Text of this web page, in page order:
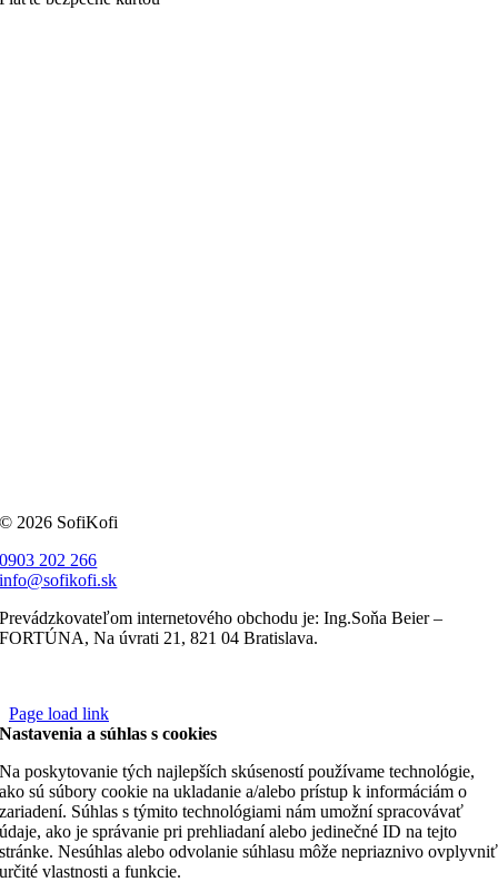
© 2026 SofiKofi
0903 202 266
info@sofikofi.sk
Prevádzkovateľom internetového obchodu je: Ing.Soňa Beier –
FORTÚNA, Na úvrati 21, 821 04 Bratislava.
Page load link
Nastavenia a súhlas s cookies
Na poskytovanie tých najlepších skúseností používame technológie,
ako sú súbory cookie na ukladanie a/alebo prístup k informáciám o
zariadení. Súhlas s týmito technológiami nám umožní spracovávať
údaje, ako je správanie pri prehliadaní alebo jedinečné ID na tejto
stránke. Nesúhlas alebo odvolanie súhlasu môže nepriaznivo ovplyvniť
určité vlastnosti a funkcie.